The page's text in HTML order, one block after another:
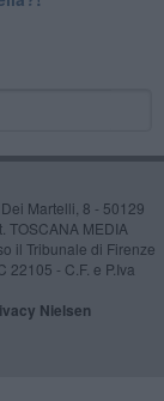
Martelli, 8 - 50129
TOSCANA MEDIA
il Tribunale di Firenze
22105 - C.F. e P.Iva
Nielsen